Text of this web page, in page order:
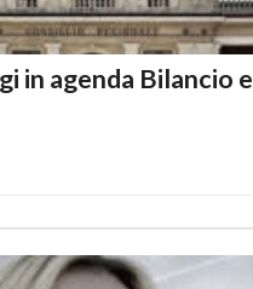
in agenda Bilancio e